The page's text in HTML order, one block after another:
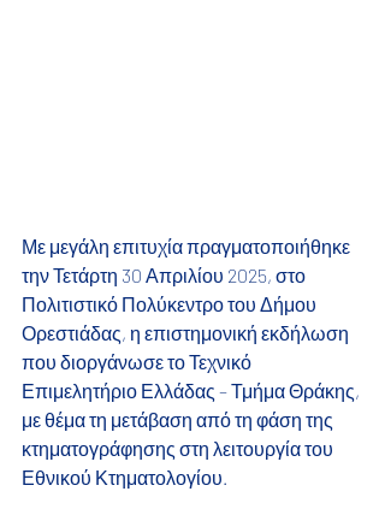
Με μεγάλη επιτυχία πραγματοποιήθηκε
την Τετάρτη 30 Απριλίου 2025, στο
Πολιτιστικό Πολύκεντρο του Δήμου
Ορεστιάδας, η επιστημονική εκδήλωση
που διοργάνωσε το Τεχνικό
Επιμελητήριο Ελλάδας – Τμήμα Θράκης,
με θέμα τη μετάβαση από τη φάση της
κτηματογράφησης στη λειτουργία του
Εθνικού Κτηματολογίου.